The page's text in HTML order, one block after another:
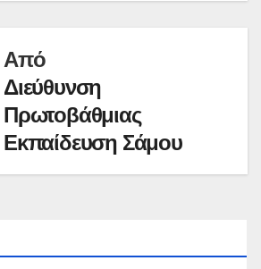
Από
Διεύθυνση
Πρωτοβάθμιας
Εκπαίδευση Σάμου